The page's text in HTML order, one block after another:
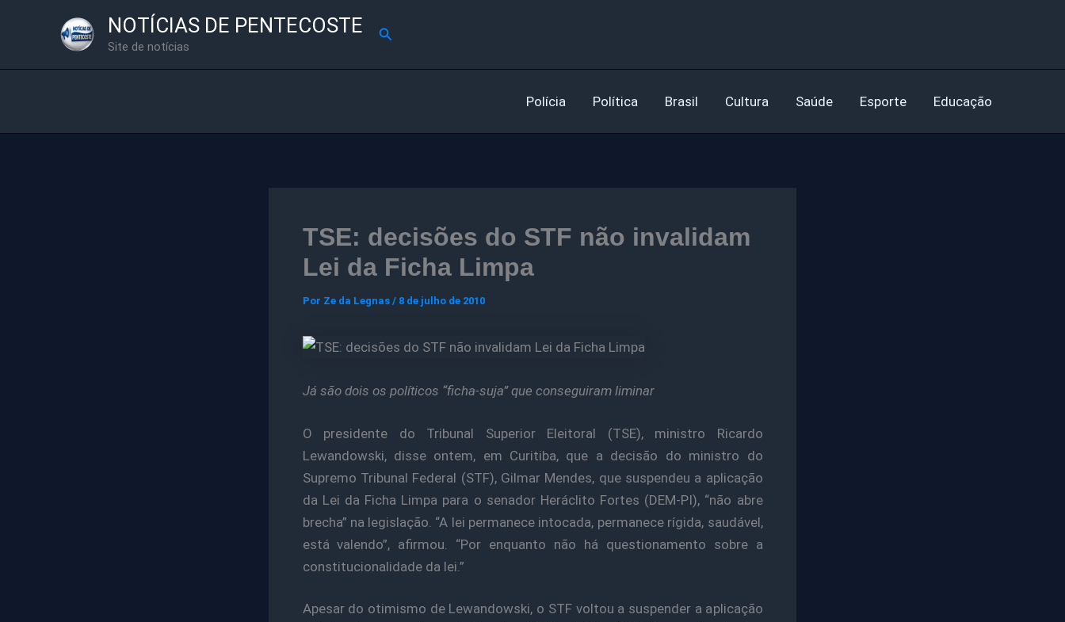
NOTÍCIAS DE PENTECOSTE
Site de notícias
Pesquisar
Polícia Política Brasil Cultura Saúde Esporte Educação
TSE: decisões do STF não invalidam
Lei da Ficha Limpa
Por Ze da Legnas / 8 de julho de 2010
Já são dois os políticos “ficha-suja” que conseguiram liminar
O presidente do Tribunal Superior Eleitoral (TSE), ministro Ricardo
Lewandowski, disse ontem, em Curitiba, que a decisão do ministro do
Supremo Tribunal Federal (STF), Gilmar Mendes, que suspendeu a aplicação
da Lei da Ficha Limpa para o senador Heráclito Fortes (DEM-PI), “não abre
brecha” na legislação. “A lei permanece intocada, permanece rígida, saudável,
está valendo”, afirmou. “Por enquanto não há questionamento sobre a
constitucionalidade da lei.”
Apesar do otimismo de Lewandowski, o STF voltou a suspender a aplicação